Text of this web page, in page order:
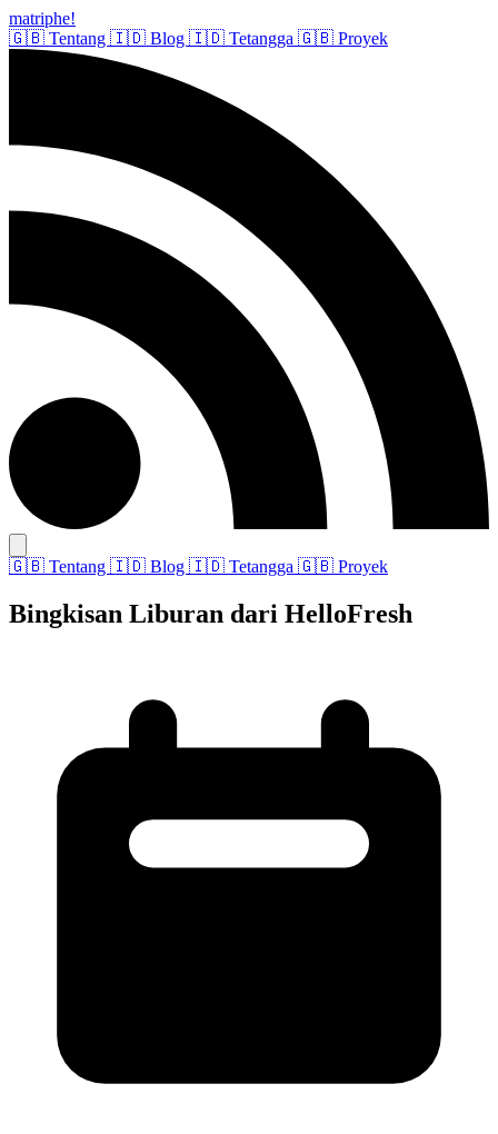
matriphe!
🇬🇧 Tentang 🇮🇩 Blog 🇮🇩 Tetangga 🇬🇧 Proyek
🇬🇧 Tentang 🇮🇩 Blog 🇮🇩 Tetangga 🇬🇧 Proyek
Bingkisan Liburan dari HelloFresh